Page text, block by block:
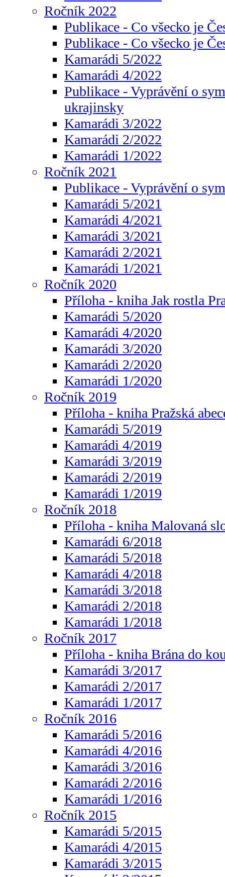
Ročník 2022
Publikace - Co všecko je
Publikace - Co všecko je
Kamarádi 5/2022
Kamarádi 4/2022
Publikace - Vyprávění o
ukrajinsky
Kamarádi 3/2022
Kamarádi 2/2022
Kamarádi 1/2022
Ročník 2021
Publikace - Vyprávění o
Kamarádi 5/2021
Kamarádi 4/2021
Kamarádi 3/2021
Kamarádi 2/2021
Kamarádi 1/2021
Ročník 2020
Příloha - kniha Jak rostla
Kamarádi 5/2020
Kamarádi 4/2020
Kamarádi 3/2020
Kamarádi 2/2020
Kamarádi 1/2020
Ročník 2019
Příloha - kniha Pražská
Kamarádi 5/2019
Kamarádi 4/2019
Kamarádi 3/2019
Kamarádi 2/2019
Kamarádi 1/2019
Ročník 2018
Příloha - kniha Malovaná
Kamarádi 6/2018
Kamarádi 5/2018
Kamarádi 4/2018
Kamarádi 3/2018
Kamarádi 2/2018
Kamarádi 1/2018
Ročník 2017
Příloha - kniha Brána do
Kamarádi 3/2017
Kamarádi 2/2017
Kamarádi 1/2017
Ročník 2016
Kamarádi 5/2016
Kamarádi 4/2016
Kamarádi 3/2016
Kamarádi 2/2016
Kamarádi 1/2016
Ročník 2015
Kamarádi 5/2015
Kamarádi 4/2015
Kamarádi 3/2015